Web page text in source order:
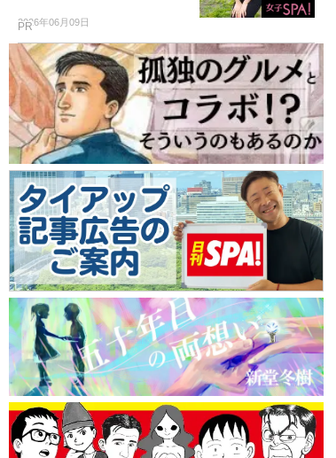
2026年06月09日
PR